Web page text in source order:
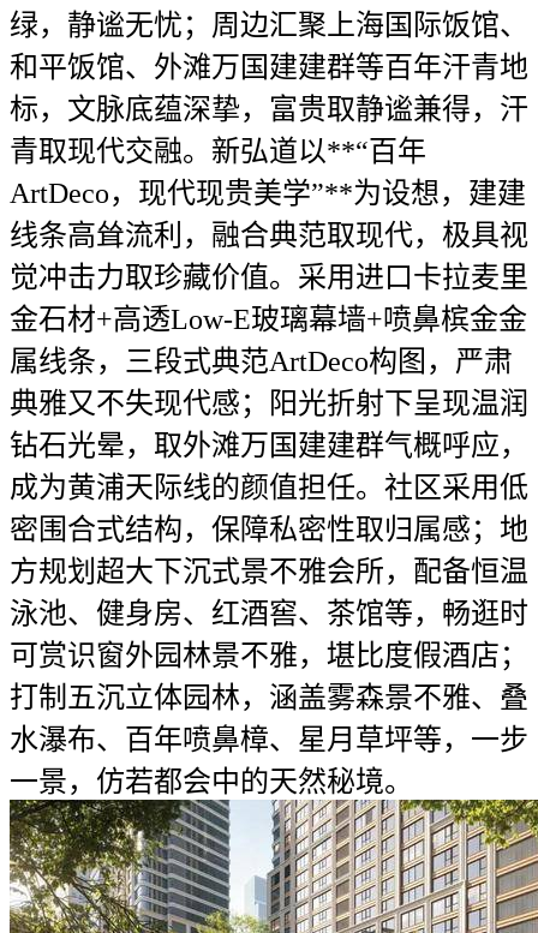
绿，静谧无忧；周边汇聚上海国际饭馆、
和平饭馆、外滩万国建建群等百年汗青地
标，文脉底蕴深挚，富贵取静谧兼得，汗
青取现代交融。新弘道以**“百年
ArtDeco，现代现贵美学”**为设想，建建
线条高耸流利，融合典范取现代，极具视
觉冲击力取珍藏价值。采用进口卡拉麦里
金石材+高透Low-E玻璃幕墙+喷鼻槟金金
属线条，三段式典范ArtDeco构图，严肃
典雅又不失现代感；阳光折射下呈现温润
钻石光晕，取外滩万国建建群气概呼应，
成为黄浦天际线的颜值担任。社区采用低
密围合式结构，保障私密性取归属感；地
方规划超大下沉式景不雅会所，配备恒温
泳池、健身房、红酒窖、茶馆等，畅逛时
可赏识窗外园林景不雅，堪比度假酒店；
打制五沉立体园林，涵盖雾森景不雅、叠
水瀑布、百年喷鼻樟、星月草坪等，一步
一景，仿若都会中的天然秘境。